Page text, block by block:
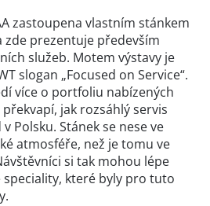
zastoupena vlastním stánkem
zde prezentuje především
služeb. Motem výstavy je
slogan „Focused on Service“.
více o portfoliu nabízených
jak rozsáhlý servis
Polsku. Stánek se nese ve
atmosféře, než je tomu ve
si tak mohou lépe
které byly pro tuto